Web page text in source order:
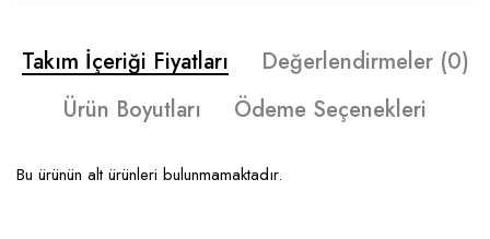
Takım İçeriği Fiyatları
Değerlendirmeler (0)
Ürün Boyutları
Ödeme Seçenekleri
Bu ürünün alt ürünleri bulunmamaktadır.